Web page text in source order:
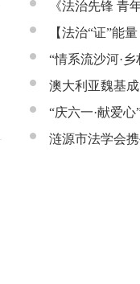
《法治先锋
【法治“证”能
新之魂 湖南青
“情系流沙河·
市流沙河镇
澳大利亚魏基
开慧镇
“庆六一·献爱
慧镇举行
涟源市法学会